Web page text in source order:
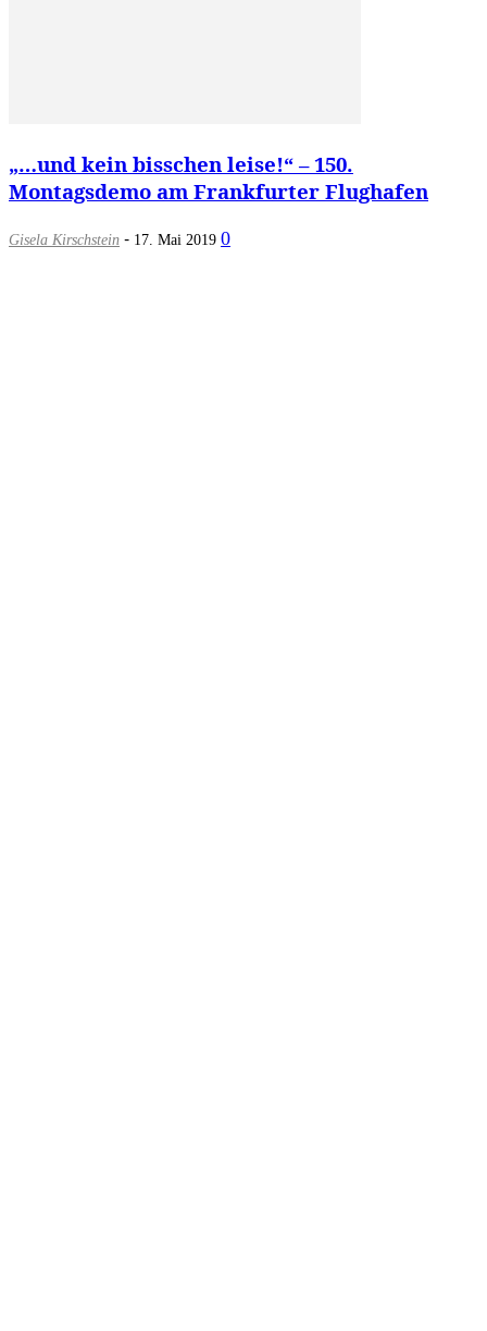
„…und kein bisschen leise!“ – 150.
Montagsdemo am Frankfurter Flughafen
Gisela Kirschstein - 17. Mai 2019 0